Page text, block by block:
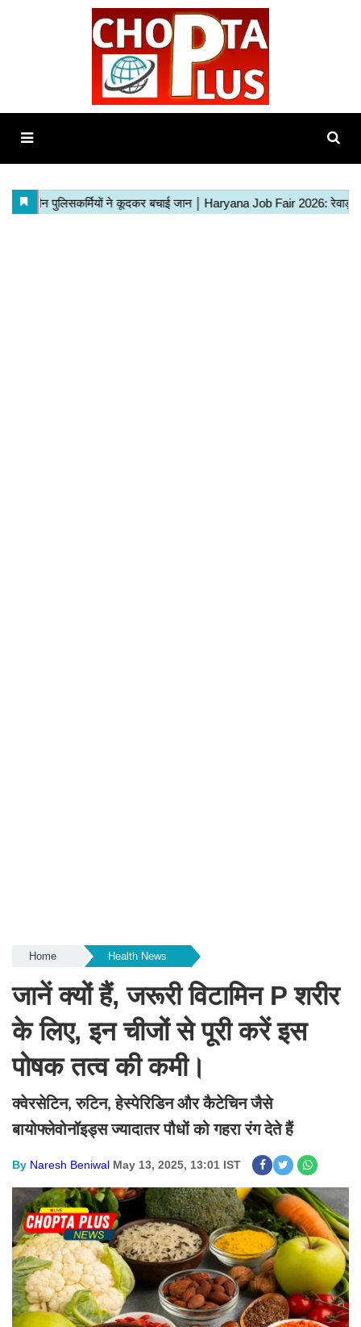
Home Health News
जानें क्यों हैं, जरूरी विटामिन P शरीर
के लिए, इन चीजों से पूरी करें इस
पोषक तत्व की कमी।
क्वेरसेटिन,रुटिन,हेस्पेरिडिन और कैटेचिन जैसे
बायोफ्लेवोनॉइड्स ज्यादातर पौधों को गहरा रंग देते हैं
By Naresh Beniwal May 13, 2025, 13:01 IST